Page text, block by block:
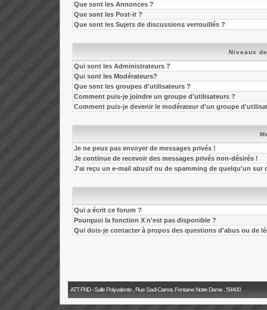
Que sont les Annonces ?
Que sont les Post-it ?
Que sont les Sujets de discussions verrouillés ?
Niveaux
Qui sont les Administrateurs ?
Qui sont les Modérateurs?
Que sont les groupes d'utilisateurs ?
Comment puis-je joindre un groupe d'utilisateurs ?
Comment puis-je devenir le modérateur d'un groupe
Je ne peux pas envoyer de messages privés !
Je continue de recevoir des messages privés non-désirés !
J'ai reçu un e-mail abusif ou de spamming de quelqu'un sur
Qui a écrit ce forum ?
Pourquoi la fonction X n'est pas disponible ?
Qui dois-je contacter à propos des questions d'abus ou de
ATT FND - Salle Polyvalente , Rue Sadi Carnot, Fontaine Notre Dame , 59400